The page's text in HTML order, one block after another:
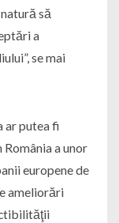
să
a
se mai
ar putea fi
a unor
europene de
ameliorări